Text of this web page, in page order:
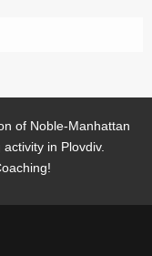
of Noble-Manhattan
in Plovdiv.